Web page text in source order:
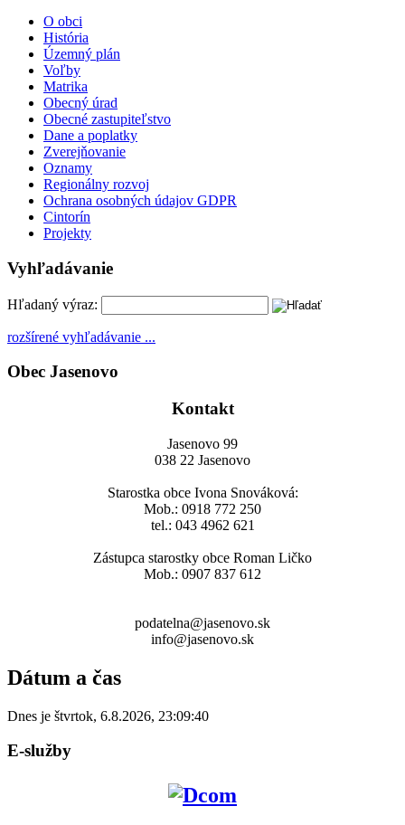
O obci
História
Územný plán
Voľby
Matrika
Obecný úrad
Obecné zastupiteľstvo
Dane a poplatky
Zverejňovanie
Oznamy
Regionálny rozvoj
Ochrana osobných údajov GDPR
Cintorín
Projekty
Vyhľadávanie
Hľadaný výraz:
rozšírené vyhľadávanie ...
Obec Jasenovo
Kontakt
Jasenovo 99
038 22 Jasenovo
Starostka obce Ivona Snováková:
Mob.: 0918 772 250
tel.: 043 4962 621
Zástupca starostky obce Roman Ličko
Mob.: 0907 837 612
podatelna@jasenovo.sk
info@jasenovo.sk
Dátum a čas
Dnes je štvrtok, 6.8.2026, 23:09:40
E-služby